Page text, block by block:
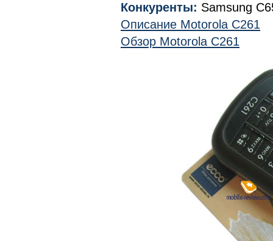
Конкуренты: Samsung
Описание Motorola C261
Обзор Motorola C261